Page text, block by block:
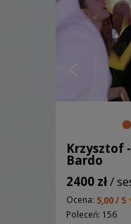
Krzysztof
Bardo
2400 zł/
Ocena: 5,00 / 5
Poleceń: 156